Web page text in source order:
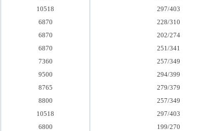
10518
6870
6870
6870
7360
9500
8765
8800
10518
6800
297/403
228/310
202/274
251/341
257/349
294/399
279/379
257/349
297/403
199/270